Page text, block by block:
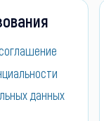
данных